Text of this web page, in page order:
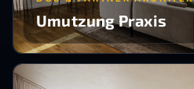
Umutzung Praxis